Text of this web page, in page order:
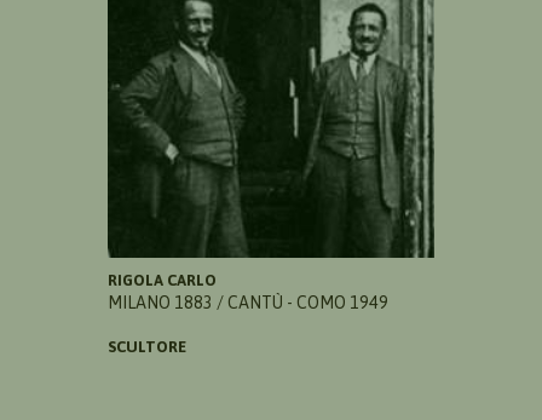
RIGOLA CARLO
MILANO 1883 / CANTÙ - COMO 1949
SCULTORE